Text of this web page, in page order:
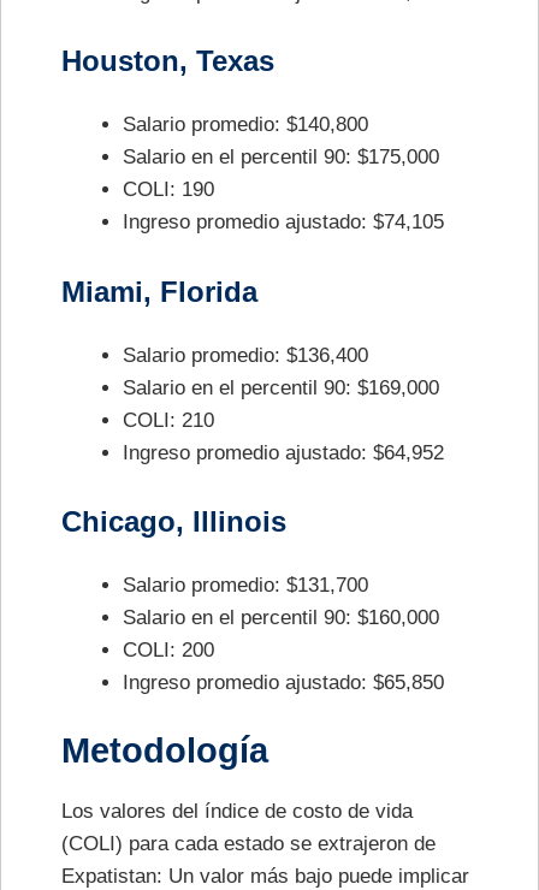
Houston, Texas
Salario promedio: $140,800
Salario en el percentil 90: $175,000
COLI: 190
Ingreso promedio ajustado: $74,105
Miami, Florida
Salario promedio: $136,400
Salario en el percentil 90: $169,000
COLI: 210
Ingreso promedio ajustado: $64,952
Chicago, Illinois
Salario promedio: $131,700
Salario en el percentil 90: $160,000
COLI: 200
Ingreso promedio ajustado: $65,850
Metodología
Los valores del índice de costo de vida
(COLI) para cada estado se extrajeron de
Expatistan: Un valor más bajo puede implicar